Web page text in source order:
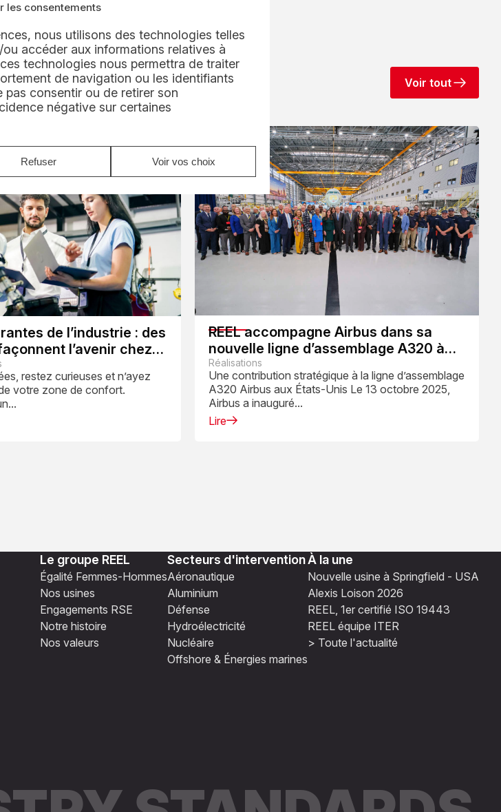
les consentements
nous utilisons des technologies telles
accéder aux informations relatives à
technologies nous permettra de traiter
de navigation ou les identifiants
pas consentir ou de retirer son
négative sur certaines
Refuser Voir vos choix
Voir tout
de l’industrie : des
l’avenir chez
restez curieuses et n’ayez
votre zone de confort.
REEL accompagne Airbus dans sa
nouvelle ligne d’assemblage A320 à
Mobile
Réalisations
Une contribution stratégique à la ligne d’assemblage
A320 Airbus aux États-Unis Le 13 octobre 2025,
Airbus a inauguré...
Lire
Le groupe REEL
Égalité Femmes-Hommes
Nos usines
Engagements RSE
Notre histoire
Nos valeurs
Secteurs d'intervention
Aéronautique
Aluminium
Défense
Hydroélectricité
Nucléaire
Offshore & Énergies marines
À la une
Nouvelle usine à Springfield - USA
Alexis Loison 2026
REEL, 1er certifié ISO 19443
REEL équipe ITER
> Toute l'actualité